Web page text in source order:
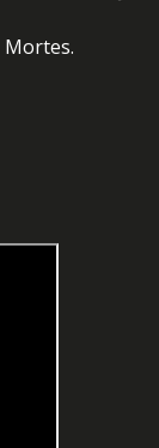
Mortes.